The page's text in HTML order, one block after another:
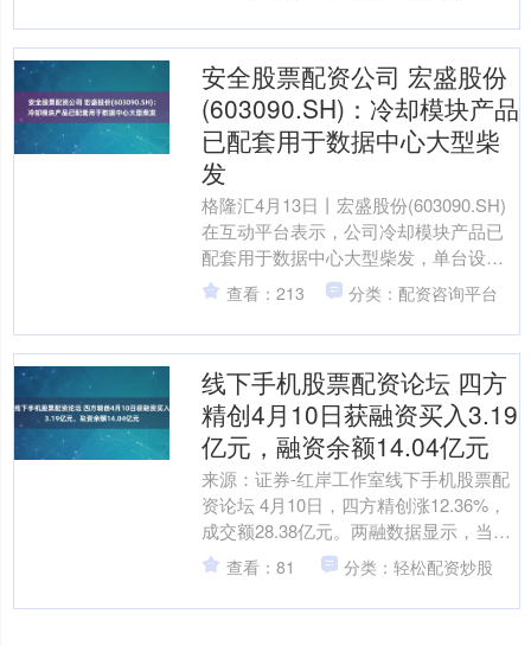
安全股票配资公司 宏盛股份
(603090.SH)：冷却模块产品
已配套用于数据中心大型柴
发
格隆汇4月13日丨宏盛股份(603090.SH)
在互动平台表示，公司冷却模块产品已
配套用于数据中心大型柴发，单台设备
具体配置的换热器类型、数量，通常需
根据客户机....
查看：213 分类：配资咨询平台
线下手机股票配资论坛 四方
精创4月10日获融资买入3.19
亿元，融资余额14.04亿元
来源：证券-红岸工作室线下手机股票配
资论坛 4月10日，四方精创涨12.36%，
成交额28.38亿元。两融数据显示，当日
四方精创获融资买入额3.19亿元，融资
偿....
查看：81 分类：轻松配资炒股